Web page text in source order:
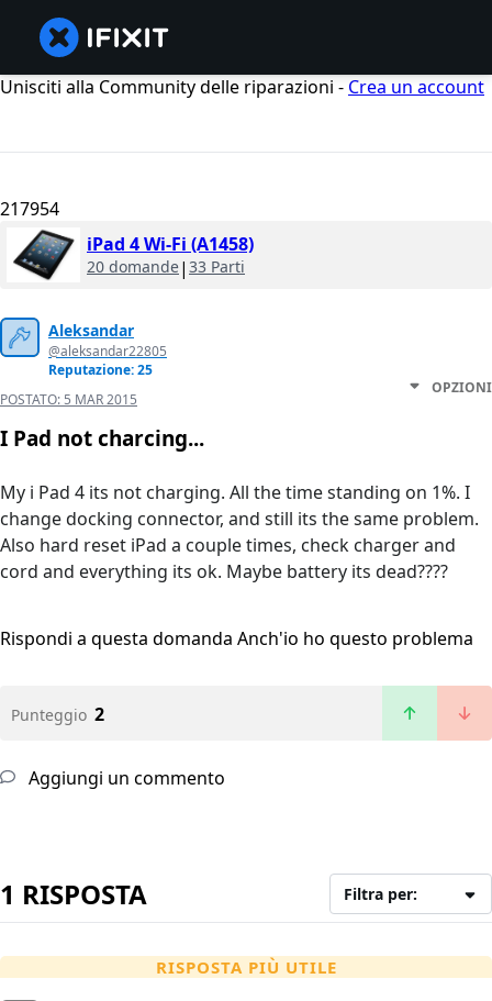
Unisciti alla Community delle riparazioni - Crea un account
217954
iPad 4 Wi-Fi (A1458)
20 domande| 33 Parti
Aleksandar
@aleksandar22805
Reputazione: 25
POSTATO: 5 MAR 2015
OPZIONI
I Pad not charcing...
My i Pad 4 its not charging. All the time standing on 1%. I
change docking connector, and still its the same problem.
Also hard reset iPad a couple times, check charger and
cord and everything its ok. Maybe battery its dead????
Rispondi a questa domanda Anch'io ho questo problema
Punteggio 2
Aggiungi un commento
1 RISPOSTA Filtra per:
RISPOSTA PIÙ UTILE